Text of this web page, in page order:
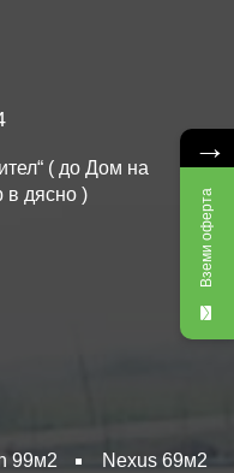
( до Дом на
в дясно )
99м2
Nexus 69м2
→
Вземи оферта